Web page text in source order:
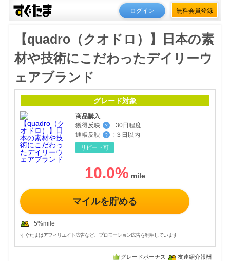
ログイン 無料会員登録
【quadro（クオドロ）】日本の素
材や技術にこだわったデイリーウ
ェアブランド
グレード対象
商品購入
獲得反映
？ : 30日程度
通帳反映
？ : ３日以内
リピート可
10.0%
マイルを貯める
+5%mile
すぐたまはアフィリエイト広告など、プロモーション広告を利用しています
グレードボーナス 友達紹介報酬